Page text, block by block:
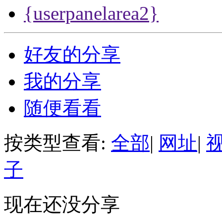
{userpanelarea2}
好友的分享
我的分享
随便看看
按类型查看: 全部| 网址|
子
现在还没分享